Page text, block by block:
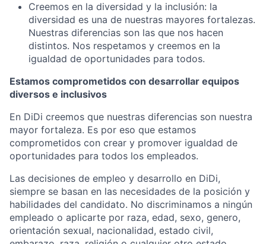
Creemos en la diversidad y la inclusión: la
diversidad es una de nuestras mayores fortalezas.
Nuestras diferencias son las que nos hacen
distintos. Nos respetamos y creemos en la
igualdad de oportunidades para todos.
Estamos comprometidos con desarrollar equipos
diversos e inclusivos
En DiDi creemos que nuestras diferencias son nuestra
mayor fortaleza. Es por eso que estamos
comprometidos con crear y promover igualdad de
oportunidades para todos los empleados.
Las decisiones de empleo y desarrollo en DiDi,
siempre se basan en las necesidades de la posición y
habilidades del candidato. No discriminamos a ningún
empleado o aplicarte por raza, edad, sexo, genero,
orientación sexual, nacionalidad, estado civil,